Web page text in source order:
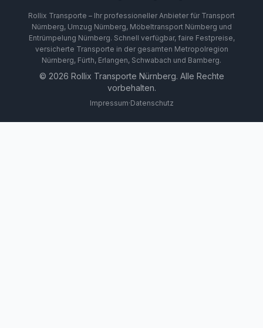
Rollix Transporte – Ihr professioneller Anbieter für Transport
Nürnberg, Umzug Nürnberg, Möbeltransport Nürnberg und
Entrümpelung Nürnberg. Schnell verfügbar, faire Festpreise,
versicherte Transporte in der gesamten Metropolregion
Nürnberg, Fürth, Erlangen, Schwabach und Bamberg.
© 2026 Rollix Transporte Nürnberg. Alle Rechte
vorbehalten.
Impressum·Datenschutz